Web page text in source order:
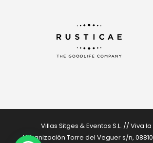
Villas Sitges & Eventos S.L. // Viva la
Urbanización Torre del Veguer s/n,